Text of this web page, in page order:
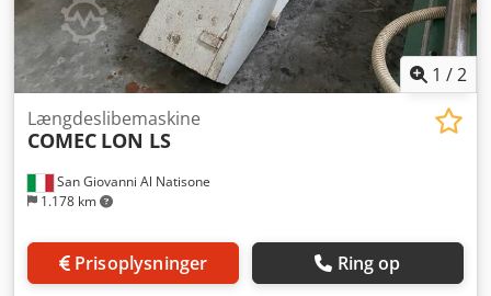
1 /2
San Giovanni Al Natisone
1.178 km
Længdeslibemaskine
COMEC LON LS
Prisoplysninger Ring op